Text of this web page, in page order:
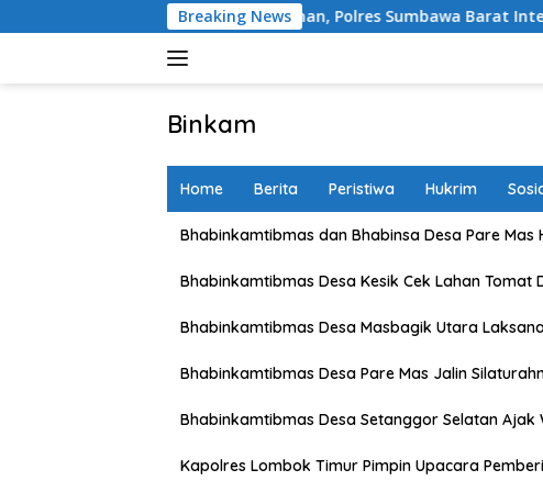
to
Breaking News
Tahanan, Polres Sumbawa Barat Intensifkan Pengecekan
Binkam
Home Berita Peristiwa Hukrim
Bhabinkamtibmas dan Bhabinsa Desa Pare
Bhabinkamtibmas Desa Kesik Cek Lahan
Bhabinkamtibmas Desa Masbagik Utara
Bhabinkamtibmas Desa Pare Mas Jalin
Bhabinkamtibmas Desa Setanggor Selatan
Kapolres Lombok Timur Pimpin Upacara